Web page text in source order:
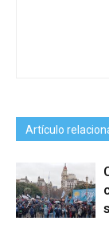
Artículo